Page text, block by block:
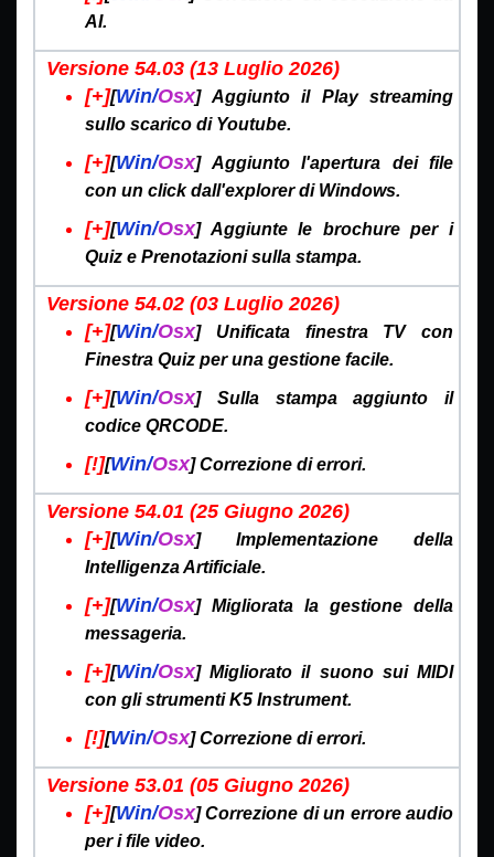
AI.
Versione 54.03 (13 Luglio 2026)
[+][Win/Osx] Aggiunto il Play streaming
sullo scarico di Youtube.
[+][Win/Osx] Aggiunto l'apertura dei file
con un click dall'explorer di Windows.
[+][Win/Osx] Aggiunte le brochure per i
Quiz e Prenotazioni sulla stampa.
Versione 54.02 (03 Luglio 2026)
[+][Win/Osx] Unificata finestra TV con
Finestra Quiz per una gestione facile.
[+][Win/Osx] Sulla stampa aggiunto il
codice QRCODE.
[!][Win/Osx] Correzione di errori.
Versione 54.01 (25 Giugno 2026)
[+][Win/Osx] Implementazione della
Intelligenza Artificiale.
[+][Win/Osx] Migliorata la gestione della
messageria.
[+][Win/Osx] Migliorato il suono sui MIDI
con gli strumenti K5 Instrument.
[!][Win/Osx] Correzione di errori.
Versione 53.01 (05 Giugno 2026)
[+][Win/Osx] Correzione di un errore audio
per i file video.